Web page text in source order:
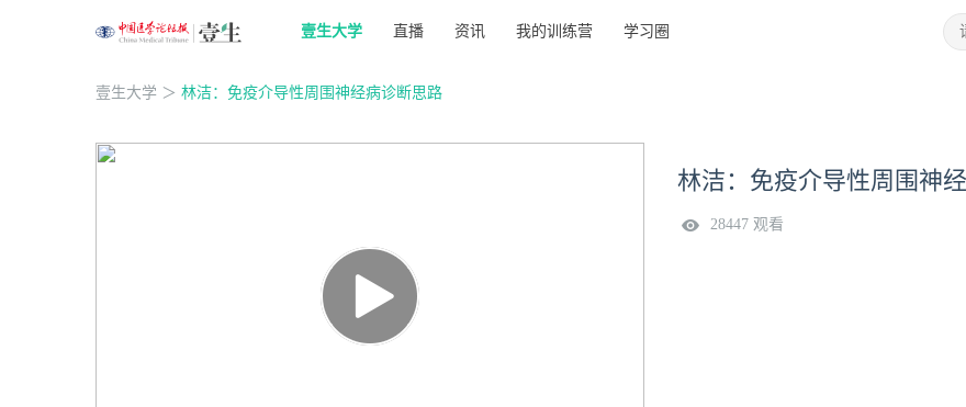
壹生大学 直播 资讯 我的训练营 学习圈
壹生大学 ＞ 林洁：免疫介导性周围神经病诊断思路
林洁：免疫介导性周围神
28447 观看